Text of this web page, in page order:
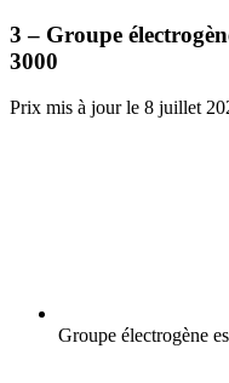
3 – Groupe
3000
8 juillet
Groupe électrogène